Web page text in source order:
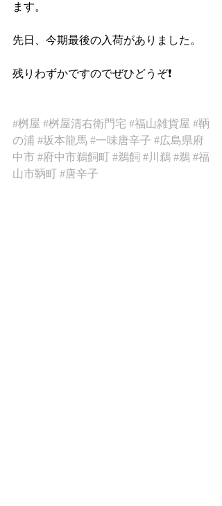
ます。
先日、今期最後の入荷がありました。
残りわずかですのでぜひどうぞ❗️
#桝屋 #桝屋清右衛門宅 #福山雑貨屋 #鞆
の浦 #坂本龍馬 #一味唐辛子 #広島県府
中市 #府中市鵜飼町 #鵜飼 #川鵜 #鵜 #福
山市鞆町 #唐辛子